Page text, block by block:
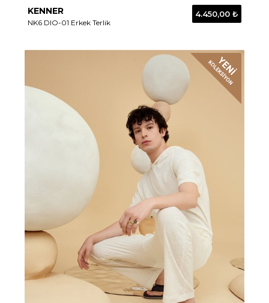
KENNER
NK6 DIO-01 Erkek Terlik
4.450,00 ₺